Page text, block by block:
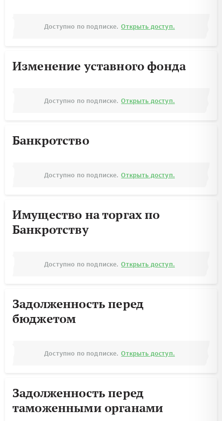
Доступно по подписке. Открыть доступ.
Изменение уставного фонда
Доступно по подписке. Открыть доступ.
Банкротство
Доступно по подписке. Открыть доступ.
Имущество на торгах по
Банкротству
Доступно по подписке. Открыть доступ.
Задолженность перед
бюджетом
Доступно по подписке. Открыть доступ.
Задолженность перед
таможенными органами